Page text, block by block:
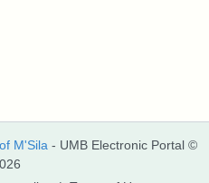
M'Sila - UMB Electronic Portal ©